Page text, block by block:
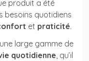
produit a été
besoins quotidiens
et praticité.
large gamme de
quotidienne, qu’il